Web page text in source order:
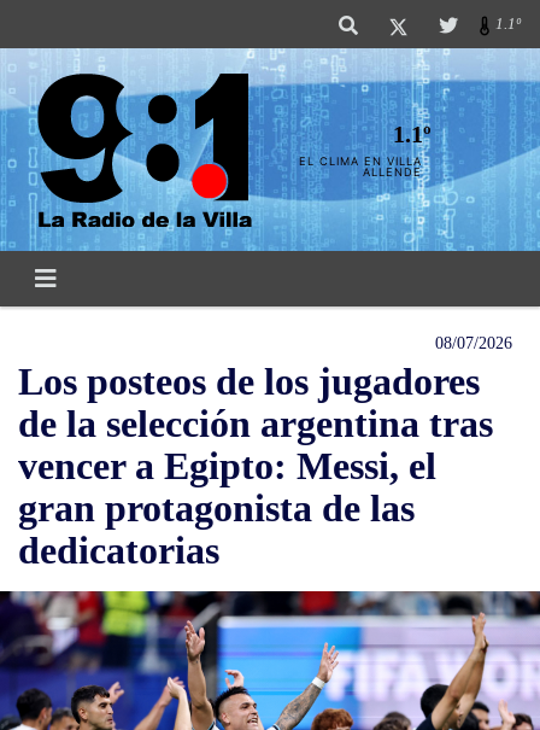
1.1º
1.1º
EL CLIMA EN VILLA
ALLENDE
08/07/2026
Los posteos de los jugadores
de la selección argentina tras
vencer a Egipto: Messi, el
gran protagonista de las
dedicatorias